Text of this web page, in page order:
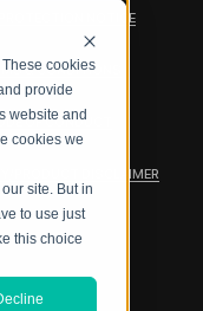
cookies
provide
website and
cookies we
site. But in
to use just
this choice
PROTECTION NOTICE
& CONDITIONS
OF CONDUCT
PRODUCT DISCLAIMER
司